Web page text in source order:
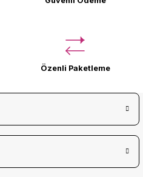
Özenli Paketleme